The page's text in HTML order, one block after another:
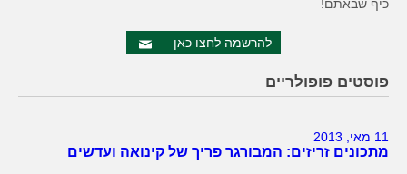
כיף שבאתם!
להרשמה לחצו כאן
פוסטים פופולריים
11 מאי, 2013
מתכונים זריזים: המבורגר פריך של קינואה ועדשים